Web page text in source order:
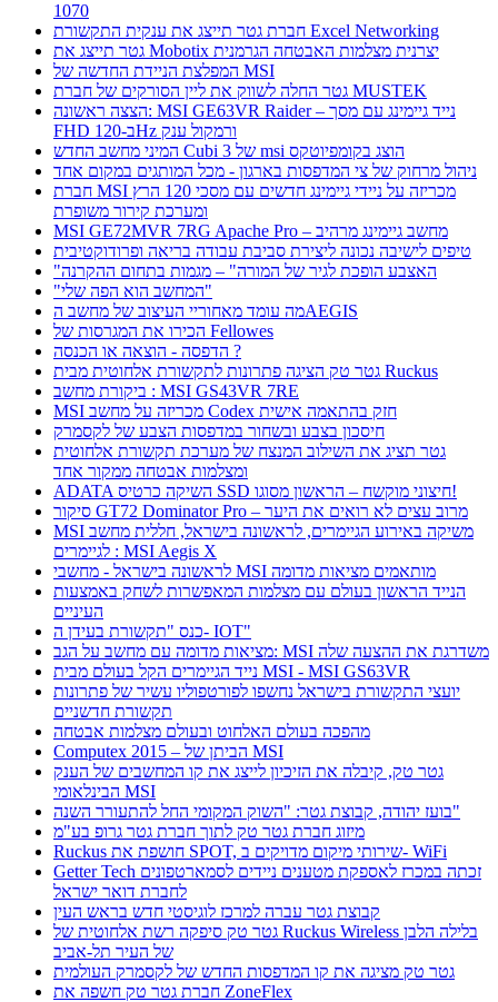
1070
חברת גטר תייצג את ענקית התקשורת Excel Networking
גטר תייצג את Mobotix יצרנית מצלמות האבטחה הגרמנית
המפלצת הניידת החדשה של MSI
גטר החלה לשווק את ליין הסורקים של חברת MUSTEK
הצצה ראשונה: MSI GE63VR Raider – נייד גיימינג עם מסך
FHD ב-120Hz ורמקול ענק
המיני מחשב החדש Cubi 3 של msi הוצג בקומפיוטקס
ניהול מרחוק של צי המדפסות בארגון - מכל המותגים במקום אחד
חברת MSI מכריזה על ניידי גיימינג חדשים עם מסכי 120 הרץ
ומערכת קירור משופרת
MSI GE72MVR 7RG Apache Pro – מחשב גיימינג מרהיב
טיפים לישיבה נכונה ליצירת סביבת עבודה בריאה ופרודוקטיבית
"האצבע הופכת לגיר של המורה" – מגמות בתחום ההקרנה
"המחשב הוא הפה שלי"
מה עומד מאחוריי העיצוב של מחשב הAEGIS
הכירו את המגרסות של Fellowes
הדפסה - הוצאה או הכנסה ?
גטר טק הציגה פתרונות לתקשורת אלחוטית מבית Ruckus
ביקורת מחשב : MSI GS43VR 7RE
MSI מכריזה על מחשב Codex חזק בהתאמה אישית
חיסכון בצבע ובשחור במדפסות הצבע של לקסמרק
גטר תציג את השילוב המנצח של מערכת תקשורת אלחוטית
ומצלמות אבטחה ממקור אחד
ADATA השיקה כרטיס SSD חיצוני מוקשח – הראשון מסוגו!
סיקור GT72 Dominator Pro – מרוב עצים לא רואים את היער
MSI משיקה באירוע הגיימרים, לראשונה בישראל, חללית מחשב
לגיימרים : MSI Aegis X
לראשונה בישראל - מחשבי MSI מותאמים מציאות מדומה
הנייד הראשון בעולם עם מצלמות המאפשרות לשחק באמצעות
העיניים
כנס "תקשורת בעידן ה- IOT"
מציאות מדומה עם מחשב על הגב: MSI משדרגת את ההצעה שלה
נייד הגיימרים הקל בעולם מבית MSI - MSI GS63VR
יועצי התקשורת בישראל נחשפו לפורטפוליו עשיר של פתרונות
תקשורת חדשניים
מהפכה בעולם האלחוט ובעולם מצלמות אבטחה
Computex 2015 – הביתן של MSI
גטר טק, קיבלה את הזיכיון לייצג את קו המחשבים של הענק
הבינלאומי MSI
בועז יהודה, קבוצת גטר: "השוק המקומי החל להתעורר השנה"
מיזוג חברת גטר טק לתוך חברת גטר גרופ בע"מ
Ruckus חושפת את SPOT, שירותי מיקום מדויקים ב- WiFi
Getter Tech זכתה במכרז לאספקת מטענים ניידים לסמארטפונים
לחברת דואר ישראל
קבוצת גטר עברה למרכז לוגיסטי חדש בראש העין
גטר טק סיפקה רשת אלחוטית של Ruckus Wireless בלילה הלבן
של העיר תל-אביב
גטר טק מציגה את קו המדפסות החדש של לקסמרק העולמית
חברת גטר טק חשפה את ZoneFlex